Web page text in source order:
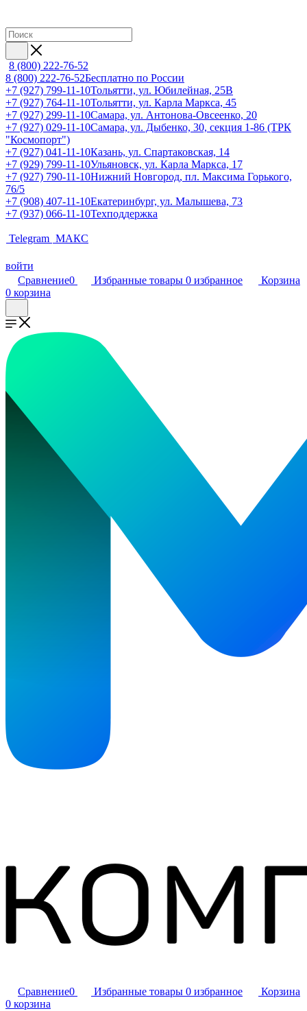
8 (800) 222-76-52
8 (800) 222-76-52Бесплатно по России
+7 (927) 799-11-10Тольятти, ул. Юбилейная, 25В
+7 (927) 764-11-10Тольятти, ул. Карла Маркса, 45
+7 (927) 299-11-10Самара, ул. Антонова-Овсеенко, 20
+7 (927) 029-11-10Самара, ул. Дыбенко, 30, секция 1-86 (ТРК
"Космопорт")
+7 (927) 041-11-10Казань, ул. Спартаковская, 14
+7 (929) 799-11-10Ульяновск, ул. Карла Маркса, 17
+7 (927) 790-11-10Нижний Новгород, пл. Максима Горького,
76/5
+7 (908) 407-11-10Екатеринбург, ул. Малышева, 73
+7 (937) 066-11-10Техподдержка
Telegram МАКС
войти
Сравнение0 Избранные товары 0 избранное
Корзина
0 корзина
Сравнение0 Избранные товары 0 избранное
Корзина
0 корзина